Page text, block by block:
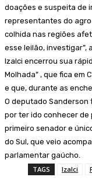
doações e suspeita de
representantes do
colhida nas regiões
esse leilão, investigar”,
Izalci encerrou sua
Molhada” , que fica em
e que, durante as
O deputado Sanderson
por ter ido conhecer de
primeiro senador e
do Sul, que veio
parlamentar gaúcho.
TAGS
Izalci